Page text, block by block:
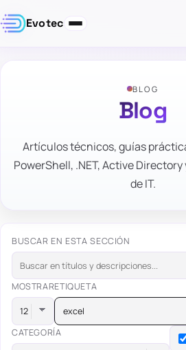
Evotec
BLOG
Blog
Artículos técnicos, guías
PowerShell, .NET, Active
de IT.
BUSCAR EN ESTA SECCIÓN
MOSTRARETIQUETA
excel
CATEGORÍA